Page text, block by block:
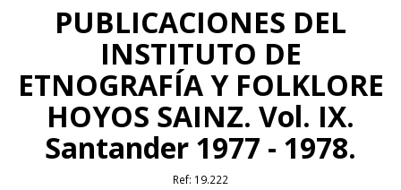
PUBLICACIONES DEL
INSTITUTO DE
ETNOGRAFÍA Y FOLKLORE
HOYOS SAINZ. Vol. IX.
Santander 1977 - 1978.
Ref: 19.222